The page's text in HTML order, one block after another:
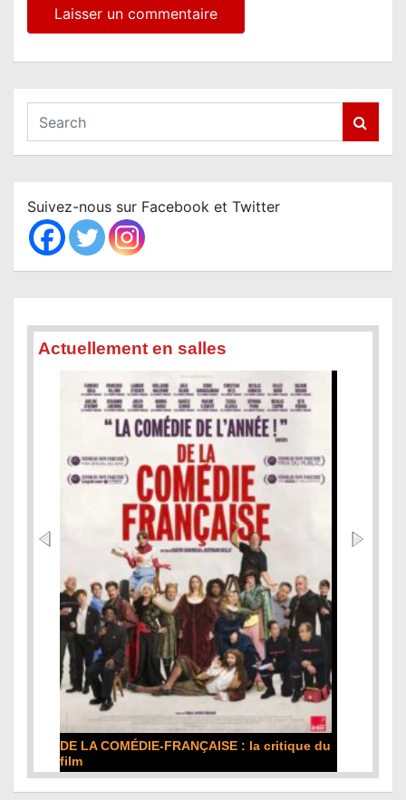
a
c
h
Suivez-nous sur Facebook et Twitter
Actuellement en salles
DE LA COMÉDIE-FRANÇAISE : la critique du
film